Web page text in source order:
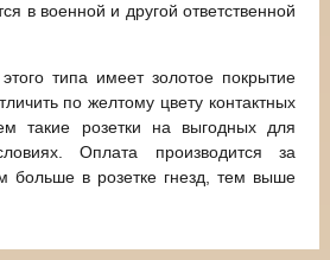
в военной и другой ответственной
типа имеет золотое покрытие
по желтому цвету контактных
такие розетки на выгодных для
Оплата производится за
больше в розетке гнезд, тем выше